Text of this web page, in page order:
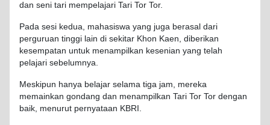
dan seni tari mempelajari Tari Tor Tor.
Pada sesi kedua, mahasiswa yang juga berasal dari
perguruan tinggi lain di sekitar Khon Kaen, diberikan
kesempatan untuk menampilkan kesenian yang telah
pelajari sebelumnya.
Meskipun hanya belajar selama tiga jam, mereka
memainkan gondang dan menampilkan Tari Tor Tor dengan
baik, menurut pernyataan KBRI.